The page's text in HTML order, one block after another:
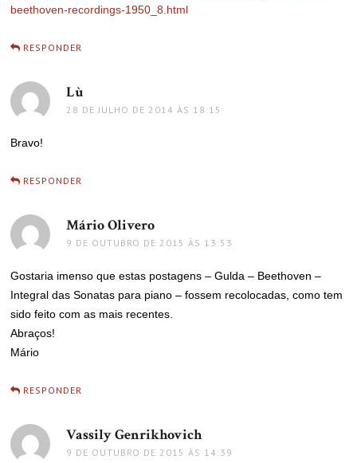
beethoven-recordings-1950_8.html
RESPONDER
Lù
28 DE JULHO DE 2014 ÀS 18:15
Bravo!
RESPONDER
Mário Olivero
9 DE OUTUBRO DE 2015 ÀS 13:53
Gostaria imenso que estas postagens – Gulda – Beethoven –
Integral das Sonatas para piano – fossem recolocadas, como tem
sido feito com as mais recentes.
Abraços!
Mário
RESPONDER
Vassily Genrikhovichdisse:
9 DE OUTUBRO DE 2015 ÀS 14:39